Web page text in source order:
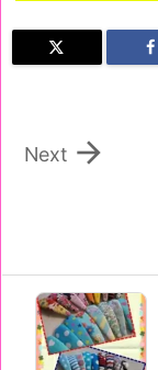

Next